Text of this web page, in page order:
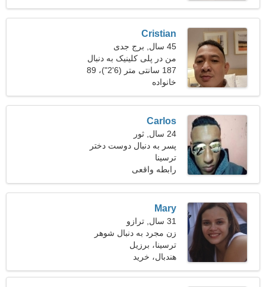
Cristian
45 سال, برج جدی
من در پلی کلینیک به دنبال
یک زن حساس هستم
187 سانتی متر (6'2")، 89
کیلوگرم (196 پوند)
خانواده
Carlos
24 سال, ثور
پسر به دنبال دوست دختر
است
ترسینا
رابطه واقعی
Mary
31 سال, ترازو
زن مجرد به دنبال شوهر
ترسینا، برزیل
هندبال، خرید